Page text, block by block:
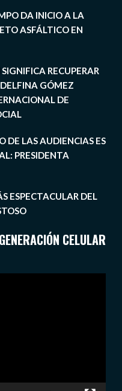
DA INICIO A LA
ASFÁLTICO EN
RECUPERAR
GÓMEZ
DE
DE LAS AUDIENCIAS ES
PRESIDENTA
ESPECTACULAR DEL
CELULAR